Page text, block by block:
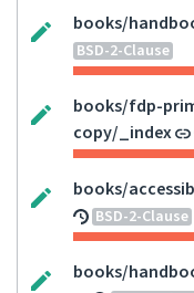
books/
BSD-2-Clause
books/fdp-
copy/_index
books/
BSD-2-Clause
books/